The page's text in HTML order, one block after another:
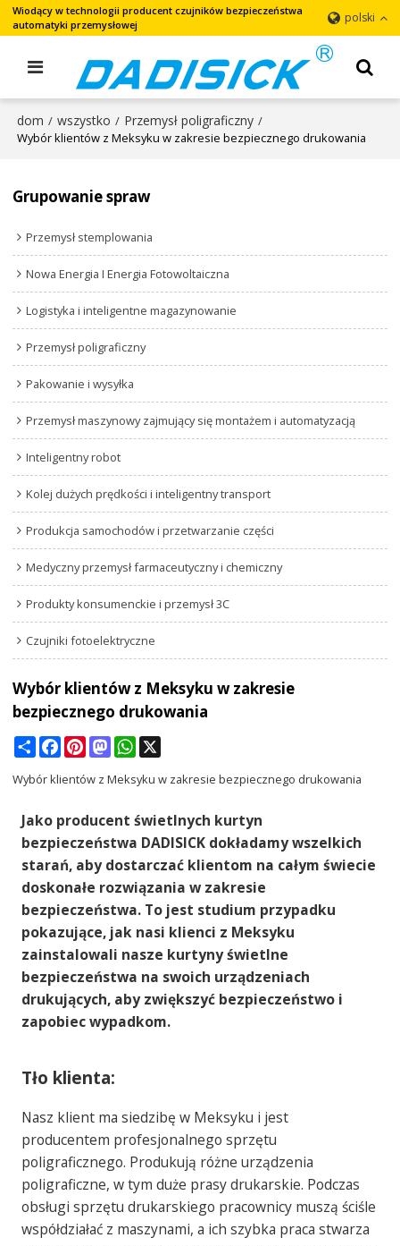
Wiodący w technologii producent czujników bezpieczeństwa
automatyki przemysłowej
polski
dom / wszystko / Przemysł poligraficzny /
Wybór klientów z Meksyku w zakresie bezpiecznego drukowania
Grupowanie spraw
Przemysł stemplowania
Nowa Energia I Energia Fotowoltaiczna
Logistyka i inteligentne magazynowanie
Przemysł poligraficzny
Pakowanie i wysyłka
Przemysł maszynowy zajmujący się montażem i automatyzacją
Inteligentny robot
Kolej dużych prędkości i inteligentny transport
Produkcja samochodów i przetwarzanie części
Medyczny przemysł farmaceutyczny i chemiczny
Produkty konsumenckie i przemysł 3C
Czujniki fotoelektryczne
Wybór klientów z Meksyku w zakresie
bezpiecznego drukowania
ShareFacebookPinterestMastodonWhatsApp
Wybór klientów z Meksyku w zakresie bezpiecznego drukowania
Jako producent świetlnych kurtyn
bezpieczeństwa DADISICK dokładamy wszelkich
starań, aby dostarczać klientom na całym świecie
doskonałe rozwiązania w zakresie
bezpieczeństwa. To jest studium przypadku
pokazujące, jak nasi klienci z Meksyku
zainstalowali nasze kurtyny świetlne
bezpieczeństwa na swoich urządzeniach
drukujących, aby zwiększyć bezpieczeństwo i
zapobiec wypadkom.
Tło klienta:
Nasz klient ma siedzibę w Meksyku i jest
producentem profesjonalnego sprzętu
poligraficznego. Produkują różne urządzenia
poligraficzne, w tym duże prasy drukarskie. Podczas
obsługi sprzętu drukarskiego pracownicy muszą ściśle
współdziałać z maszynami, a ich szybka praca stwarza